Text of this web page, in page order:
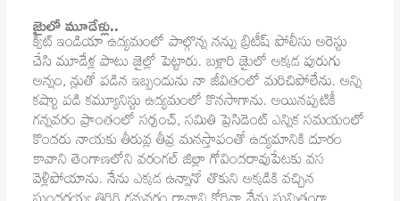
జైులో మూడేళ్లు..
క్విట్‌ ఇండియా ఉద్యమంలో పాల్గొన్న నన్ను బ్రిటీష్‌ పోలీసు అరెస్టు
చేసి మూడేళ్ల పాటు జైల్లో పెట్టారు. బళ్లారి జైులో అక్కడ పురుగు
అన్నం, న్లుతో పడిన ఇబ్బందును నా జీవితంలో మరిచిపోలేను. అన్ని
కష్టాు పడి కమ్యూనిస్టు ఉద్యమంలో కొనసాగాను. అయినప్పటికీ
గన్నవరం ప్రాంతంలో సర్పంచ్‌, సమితి ప్రెసిడెంట్‌ ఎన్నిక సమయంలో
కొందరు నాయకు తీరువ్ల తీవ్ర మనస్తాపంతో ఉద్యమానికి దూరం
కావాని తెంగాణలోని వరంగల్‌ జిల్లా గోవిందరావుపేటకు వస
వెళ్లిపోయాను. నేను ఎక్కడ ఉన్నానో తొకుని అక్కడికి వచ్చిన